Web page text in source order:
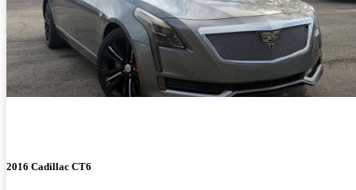
2016 Cadillac CT6